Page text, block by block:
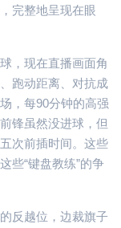
完整地呈现在眼
，现在直播画面角
跑动距离、对抗成
，每90分钟的高强
锋虽然没进球，但
次前插时间。这些
些“键盘教练”的争
反越位，边裁旗子